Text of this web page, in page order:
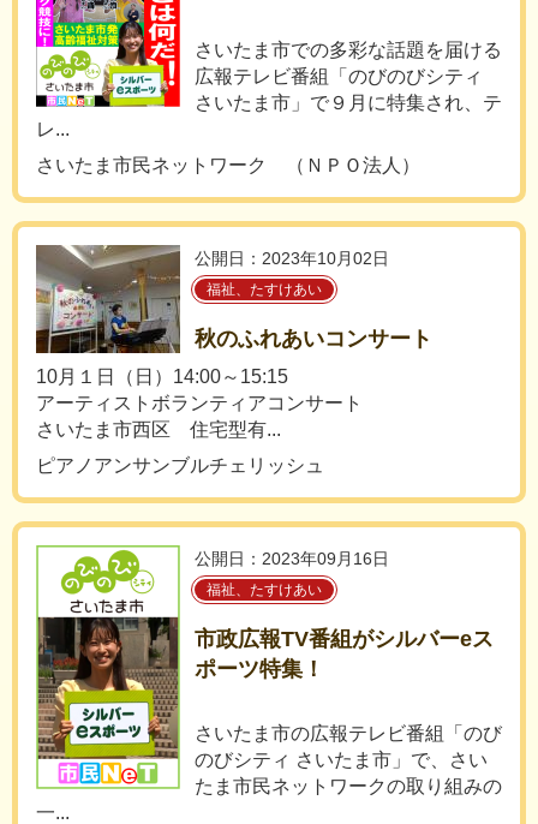
さいたま市での多彩な話題を届ける
広報テレビ番組「のびのびシティ
さいたま市」で９月に特集され、テ
レ...
さいたま市民ネットワーク （ＮＰＯ法人）
公開日：2023年10月02日
福祉、たすけあい
秋のふれあいコンサート
10月１日（日）14:00～15:15
アーティストボランティアコンサート
さいたま市西区 住宅型有...
ピアノアンサンブルチェリッシュ
公開日：2023年09月16日
福祉、たすけあい
市政広報TV番組がシルバーeス
ポーツ特集！
さいたま市の広報テレビ番組「のび
のびシティ さいたま市」で、さい
たま市民ネットワークの取り組みの
一...